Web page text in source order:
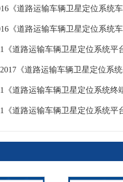
《道路运输车辆卫星定位系统
《道路运输车辆卫星定位系统
《道路运输车辆卫星定位系统平
《道路运输车辆卫星定位系统
《道路运输车辆卫星定位系统终
《道路运输车辆卫星定位系统平